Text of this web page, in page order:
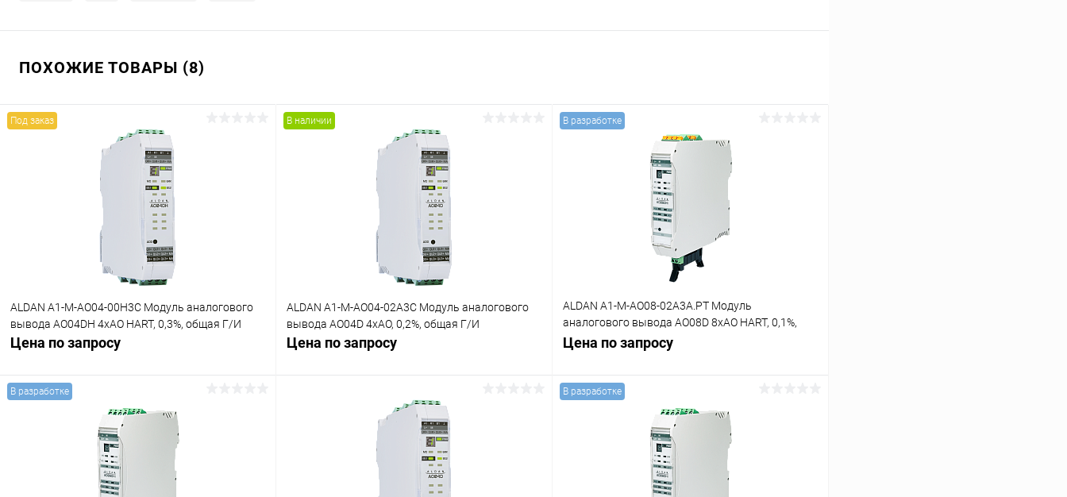
ПОХОЖИЕ ТОВАРЫ (8)
Под заказ
ALDAN A1-M-AO04-00H3C Модуль аналогового
вывода AO04DH 4хAO HART, 0,3%, общая Г/И
Цена по запросу
Запросить цену
Сравнение
В наличии
ALDAN A1-M-AO04-02A3C Модуль аналогового
вывода AO04D 4хAO, 0,2%, общая Г/И
Цена по запросу
Запросить цену
Сравнение
В разработке
ALDAN A1-M-AO08-02A3A.PT Модуль
аналогового вывода AO08D 8хAO HART, 0,1%,
общая Г/И
Цена по запросу
Запросить цену
Сравнение
В разработке В разработке